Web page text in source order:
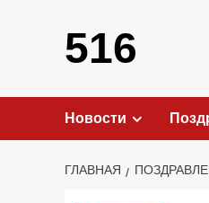
содержимому516
Новости
ГЛАВНАЯ